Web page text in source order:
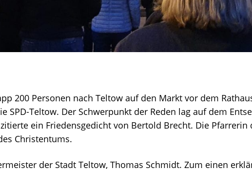
200 Personen nach Teltow auf den Markt vor dem
SPD-Teltow. Der Schwerpunkt der Reden lag auf dem
ein Friedensgedicht von Bertold Brecht. Die Pfarrerin
Christentums.
der Stadt Teltow, Thomas Schmidt. Zum einen